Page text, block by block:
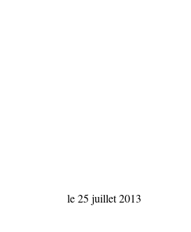
le 25 juillet 2013